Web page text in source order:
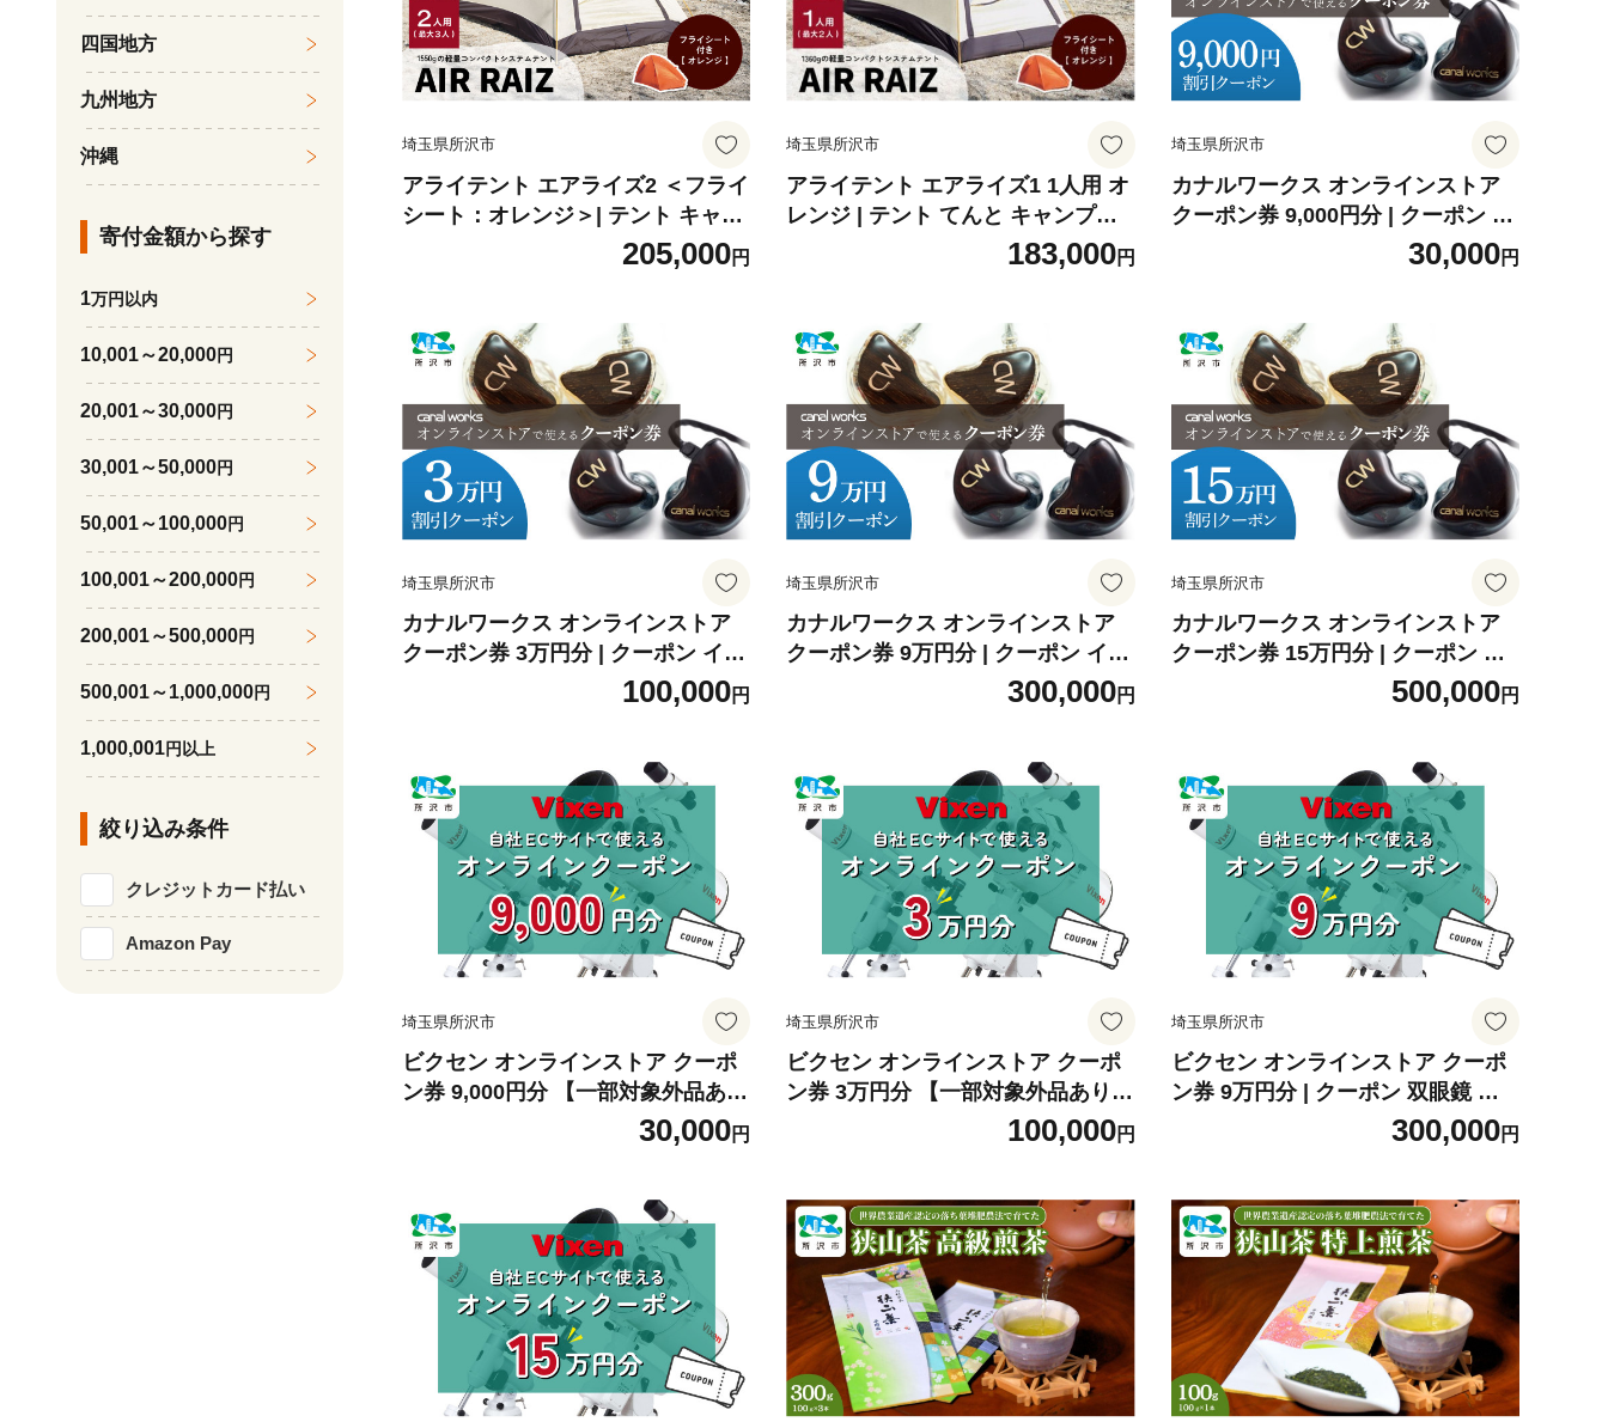
埼玉県所沢市
アライテント エアライズ2 ＜フライ
シート：オレンジ＞| テント キャン
プ アウトドア 登山 登山用 トレッキ
ング ハイキング 軽量 コンパクト シ
岳テント ドームテント ソロキャン
プ オールシーズン シンプル 快適 機
能性 耐久性 耐風性 おすすめ 人気
埼玉県 所沢市
205,000円
埼玉県所沢市
アライテント エアライズ1 1人用 オ
レンジ | テント てんと キャンプテ
ント きゃんぷ アウトドアテント あ
うとどあ 登山 登山用 トレッキング
ルテント 1人用 小型テント 山岳テ
ント ドームテント ソロキャンプ オ
ールシーズン シンプル 快適 機能性
耐久性 耐風性 おすすめ 人気 埼玉県
所沢市
183,000円
埼玉県所沢市
カナルワークス オンラインストア
クーポン券 9,000円分 | クーポン イ
ヤホン インイヤーモニター IEM ハ
ンドメイド 音楽鑑賞 オーディオ ミ
タリング プロ仕様 ポップス ロック
アニソン クラシックジャズ 埼玉県
所沢市
30,000円
埼玉県所沢市
カナルワークス オンラインストア
クーポン券 3万円分 | クーポン イヤ
ホン インイヤーモニター IEM ユニ
バーサルIEM ハンドメイド 音楽鑑
ジニア 音響 モニタリング プロ仕様
ポップス ロック アニソン クラシッ
クジャズ 埼玉県 所沢市
100,000円
埼玉県所沢市
カナルワークス オンラインストア
クーポン券 9万円分 | クーポン イヤ
ホン インイヤーモニター IEM ユニ
バーサルIEM ハンドメイド 音楽鑑
ジニア 音響 モニタリング プロ仕様
ポップス ロック アニソン クラシッ
クジャズ カナルワークス 埼玉県 所
300,000円
埼玉県所沢市
カナルワークス オンラインストア
クーポン券 15万円分 | クーポン イ
ヤホン インイヤーモニター IEM ユ
ニバーサルIEM ハンドメイド 音楽
ンジニア 音響 モニタリング プロ仕
様 ポップス ロック アニソン クラシ
ックジャズ 埼玉県 所沢市
500,000円
埼玉県所沢市
ビクセン オンラインストア クーポ
ン券 9,000円分 【一部対象外品あ
り】 | クーポン 双眼鏡 望遠鏡 天体
天体望遠鏡 天体観察 月 月面 星 星
宙ガール 人気 おすすめ ビクセン Vi
xen 埼玉県 所沢市
30,000円
埼玉県所沢市
ビクセン オンラインストア クーポ
ン券 3万円分 【一部対象外品あり】
| クーポン 双眼鏡 望遠鏡 天体 天体
望遠鏡 天体観察 月 月面 星 星空 星
ール 人気 おすすめ ビクセン Vixen
埼玉県 所沢市
100,000円
埼玉県所沢市
ビクセン オンラインストア クーポ
ン券 9万円分 | クーポン 双眼鏡 望
遠鏡 天体 天体望遠鏡 天体観察 月
月面 星 星空 星雲 星団 星座 宇宙 天
ビクセン Vixen 埼玉県 所沢市
300,000円
四国地方
九州地方
沖縄
寄付金額から探す
1万円以内
10,001～20,000円
20,001～30,000円
30,001～50,000円
50,001～100,000円
100,001～200,000円
200,001～500,000円
500,001～1,000,000円
1,000,001円以上
絞り込み条件
クレジットカード払い
Amazon Pay